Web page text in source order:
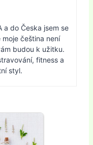
a do Česka jsem se
čeština není
budou k užitku.
fitness a
styl.